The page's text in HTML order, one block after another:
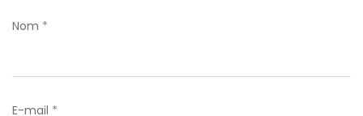
Nom *
E-mail *